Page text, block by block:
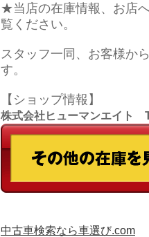
★当店の在庫情報、お店
覧ください。
スタッフ一同、お客様か
す。
【ショップ情報】
株式会社ヒューマンエイト
中古車検索なら車選び.com